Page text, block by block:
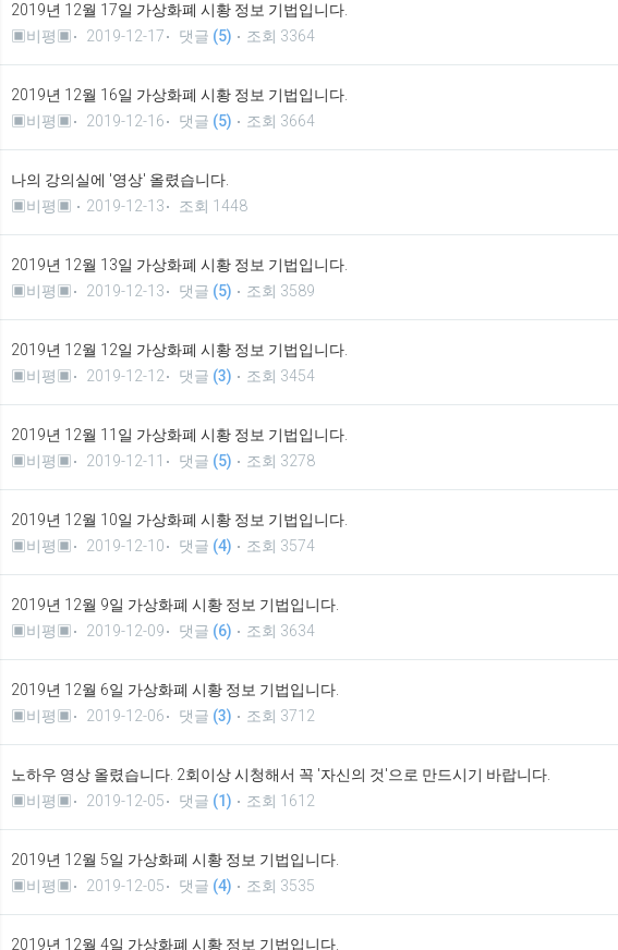
2019년 12월 17일 가상화폐 시황 정보 기법입니다.
▣비평▣
2019-12-17 댓글 (5) 조회 3364
2019년 12월 16일 가상화폐 시황 정보 기법입니다.
▣비평▣
2019-12-16 댓글 (5) 조회 3664
나의 강의실에 '영상' 올렸습니다.
▣비평▣
2019-12-13 조회 1448
2019년 12월 13일 가상화폐 시황 정보 기법입니다.
▣비평▣
2019-12-13 댓글 (5) 조회 3589
2019년 12월 12일 가상화폐 시황 정보 기법입니다.
▣비평▣
2019-12-12 댓글 (3) 조회 3454
2019년 12월 11일 가상화폐 시황 정보 기법입니다.
▣비평▣
2019-12-11 댓글 (5) 조회 3278
2019년 12월 10일 가상화폐 시황 정보 기법입니다.
▣비평▣
2019-12-10 댓글 (4) 조회 3574
2019년 12월 9일 가상화폐 시황 정보 기법입니다.
▣비평▣
2019-12-09 댓글 (6) 조회 3634
2019년 12월 6일 가상화폐 시황 정보 기법입니다.
▣비평▣
2019-12-06 댓글 (3) 조회 3712
노하우 영상 올렸습니다. 2회이상 시청해서 꼭 '자신의 것'으로 만드시기 바랍니다.
▣비평▣
2019-12-05 댓글 (1) 조회 1612
2019년 12월 5일 가상화폐 시황 정보 기법입니다.
▣비평▣
2019-12-05 댓글 (4) 조회 3535
2019년 12월 4일 가상화폐 시황 정보 기법입니다.